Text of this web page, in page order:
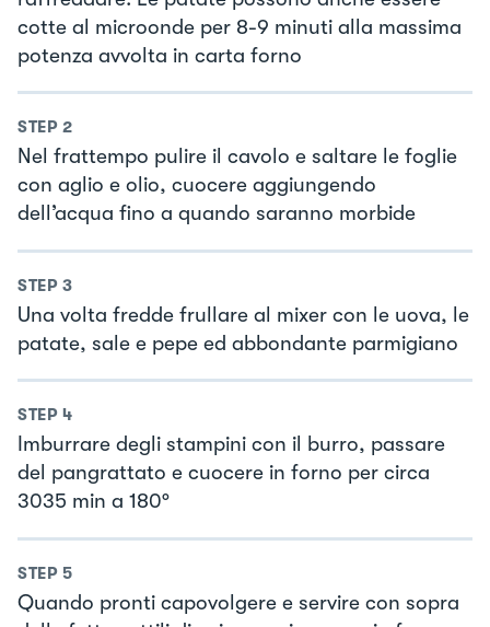
cotte al microonde per 8-9 minuti alla massima
potenza avvolta in carta forno
STEP 2
Nel frattempo pulire il cavolo e saltare le foglie
con aglio e olio, cuocere aggiungendo
dell’acqua fino a quando saranno morbide
STEP 3
Una volta fredde frullare al mixer con le uova, le
patate, sale e pepe ed abbondante parmigiano
STEP 4
Imburrare degli stampini con il burro, passare
del pangrattato e cuocere in forno per circa
3035 min a 180°
STEP 5
Quando pronti capovolgere e servire con sopra